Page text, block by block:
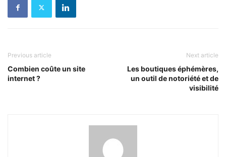
Previous article
Combien coûte un site
internet ?
Next article
Les boutiques éphémères,
un outil de notoriété et de
visibilité